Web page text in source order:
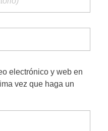
electrónico y web en
vez que haga un